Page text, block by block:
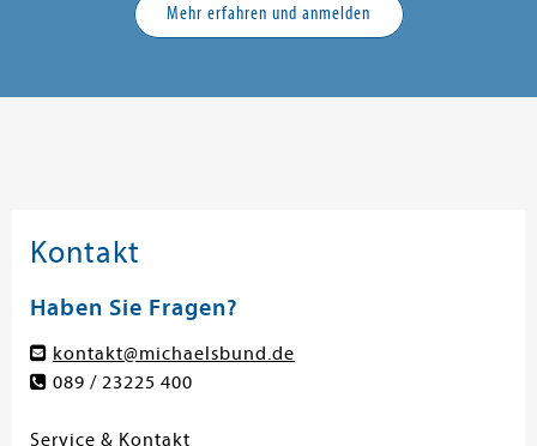
Mehr erfahren und anmelden
Kontakt
Haben Sie Fragen?
kontakt@michaelsbund.de
089 / 23225 400
Service & Kontakt